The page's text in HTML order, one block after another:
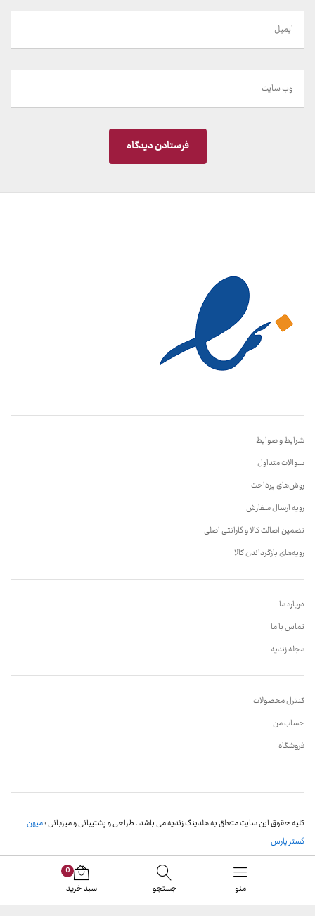
شرایط و ضوابط
سوالات متداول
روش‌های پرداخت
رویه ارسال سفارش
تضمین اصالت کالا و گارانتی اصلی
رویه‌های بازگرداندن کالا
درباره ما
تماس با ما
مجله زندیه
کنترل محصولات
حساب من
فروشگاه
کلیه حقوق این سایت متعلق به هلدینگ زندیه می باشد . طراحی و پشتیبانی و میزبانی :میهن
گستر پارس
منو جستجو
0
سبد خرید